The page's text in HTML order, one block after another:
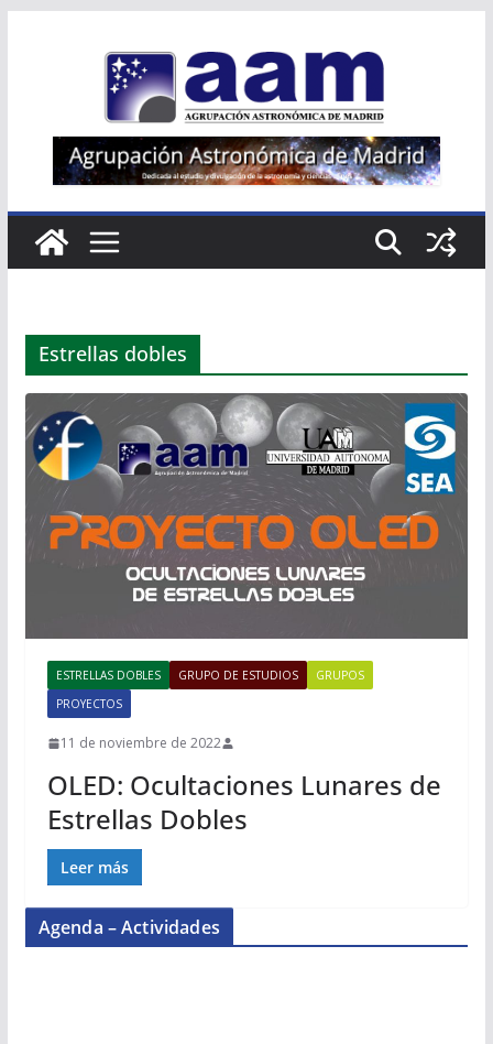
Estrellas dobles
ESTRELLAS DOBLES GRUPO DE ESTUDIOS
GRUPOS
PROYECTOS
11 de noviembre de 2022
OLED: Ocultaciones Lunares de
Estrellas Dobles
Leer más
Agenda – Actividades